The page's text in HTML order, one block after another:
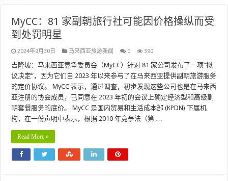
MyCC：81 家副朝旅行社​​可能因价格操纵而受
到处罚明星
2024年9月30日 马来西亚旅游新闻 0 390
吉隆坡：马来西亚竞争委员会（MyCC）针对 81 家公司发布了一项“拟
议决定”，因为它们自 2023 年以来参与了在马来西亚提供副朝旅游服务
的定价协议。 MyCC 表示，通过调查，初步发现这些公司也是在马来西
亚注册的协会成员，已同意在 2023 年初的会议上确定经济型和高级副
朝套餐服务的底价。 MyCC 是国内贸易和生活成本部 (KPDN) 下属机
构，在一份声明中表示，根据 2010 年竞争法（第 …
Read More »